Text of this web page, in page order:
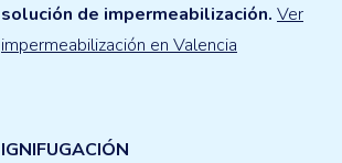
solución de impermeabilización. Ver
impermeabilización en Valencia
IGNIFUGACIÓN